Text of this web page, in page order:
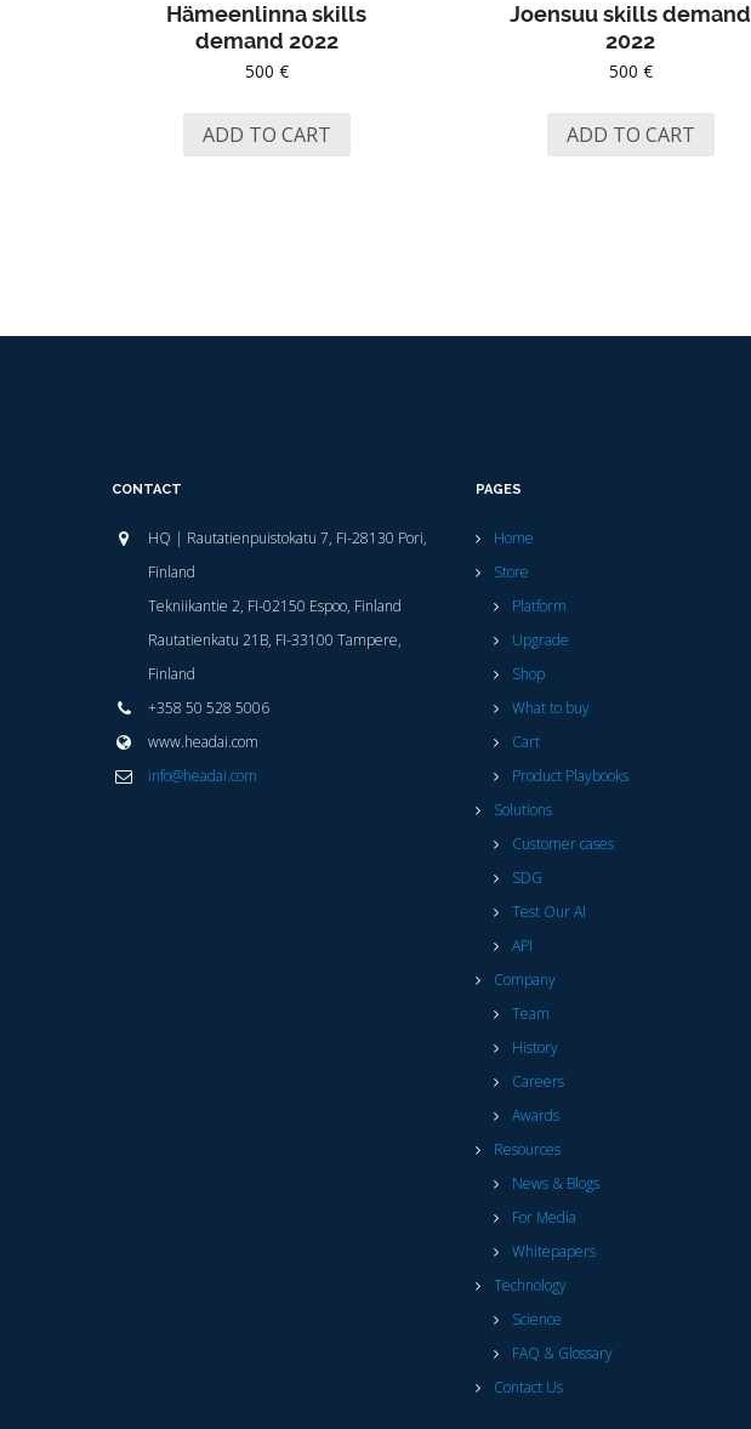
Hämeenlinna skills
demand 2022
500 €
ADD TO CART
Joensuu skills demand
2022
500 €
ADD TO CART
CONTACT
HQ | Rautatienpuistokatu 7, FI-28130 Pori,
Finland
Tekniikantie 2, FI-02150 Espoo, Finland
Rautatienkatu 21B, FI-33100 Tampere,
Finland
+358 50 528 5006
www.headai.com
info@headai.com
PAGES
Home
Store
Platform
Upgrade
Shop
What to buy
Cart
Product Playbooks
Solutions
Customer cases
SDG
Test Our AI
API
Company
Team
History
Careers
Awards
Resources
News & Blogs
For Media
Whitepapers
Technology
Science
FAQ & Glossary
Contact Us